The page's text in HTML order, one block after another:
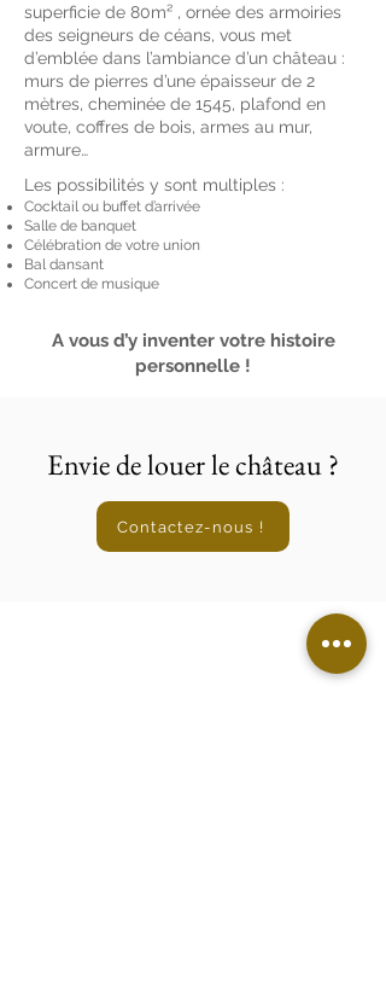
superficie de 80m² , ornée des armoiries
des seigneurs de céans, vous met
d’emblée dans l’ambiance d’un château :
murs de pierres d’une épaisseur de 2
mètres, cheminée de 1545, plafond en
voute, coffres de bois, armes au mur,
armure…
Les possibilités y sont multiples :
Cocktail ou buffet d’arrivée
Salle de banquet
Célébration de votre union
Bal dansant
Concert de musique
A vous d’y inventer votre histoire
personnelle !
Contactez-nous !
Envie de louer le château ?